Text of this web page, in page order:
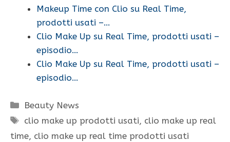
Makeup Time con Clio su Real Time,
prodotti usati –…
Clio Make Up su Real Time, prodotti usati –
episodio…
Clio Make Up su Real Time, prodotti usati –
episodio…
Categorie
Beauty News
Tag
clio make up prodotti usati, clio make up real
time, clio make up real time prodotti usati